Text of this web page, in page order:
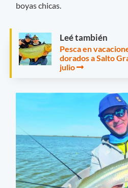
boyas chicas.
Leé también
Pesca en
dorados a Salto
julio